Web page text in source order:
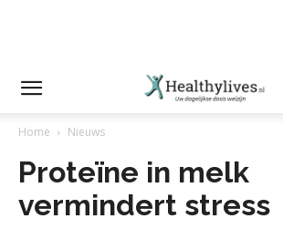
Home Nieuws
Proteïne in melk
vermindert stress